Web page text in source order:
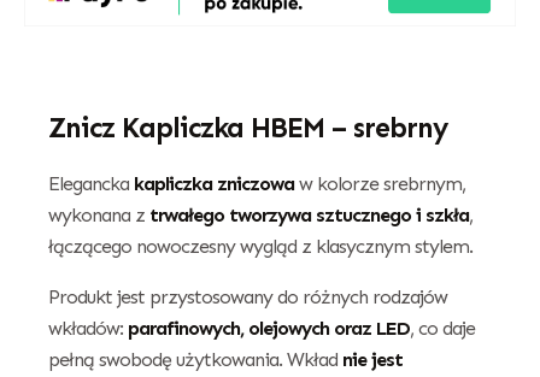
Znicz Kapliczka HBEM – srebrny
Elegancka kapliczka zniczowaw kolorze srebrnym,
wykonana z trwałego tworzywa sztucznego i szkła,
łączącego nowoczesny wygląd z klasycznym stylem.
Produkt jest przystosowany do różnych rodzajów
wkładów: parafinowych, olejowych oraz LED, co daje
pełną swobodę użytkowania. Wkład nie jest